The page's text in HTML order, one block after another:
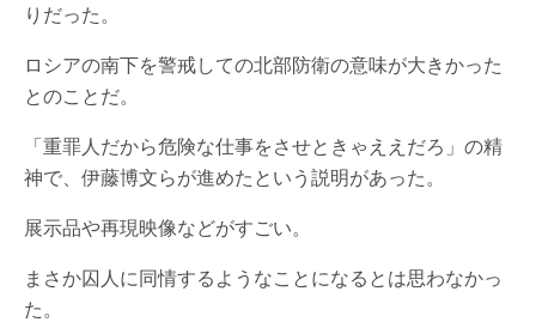
りだった。
ロシアの南下を警戒しての北部防衛の意味が大きかった
とのことだ。
「重罪人だから危険な仕事をさせときゃええだろ」の精
神で、伊藤博文らが進めたという説明があった。
展示品や再現映像などがすごい。
まさか囚人に同情するようなことになるとは思わなかっ
た。